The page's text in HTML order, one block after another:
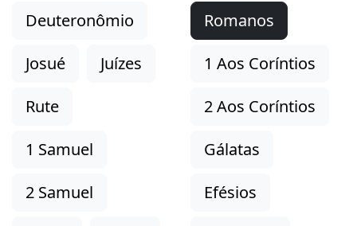
Deuteronômio
Josué
Juízes
Rute
1 Samuel
2 Samuel
Romanos
1 Aos Coríntios
2 Aos Coríntios
Gálatas
Efésios